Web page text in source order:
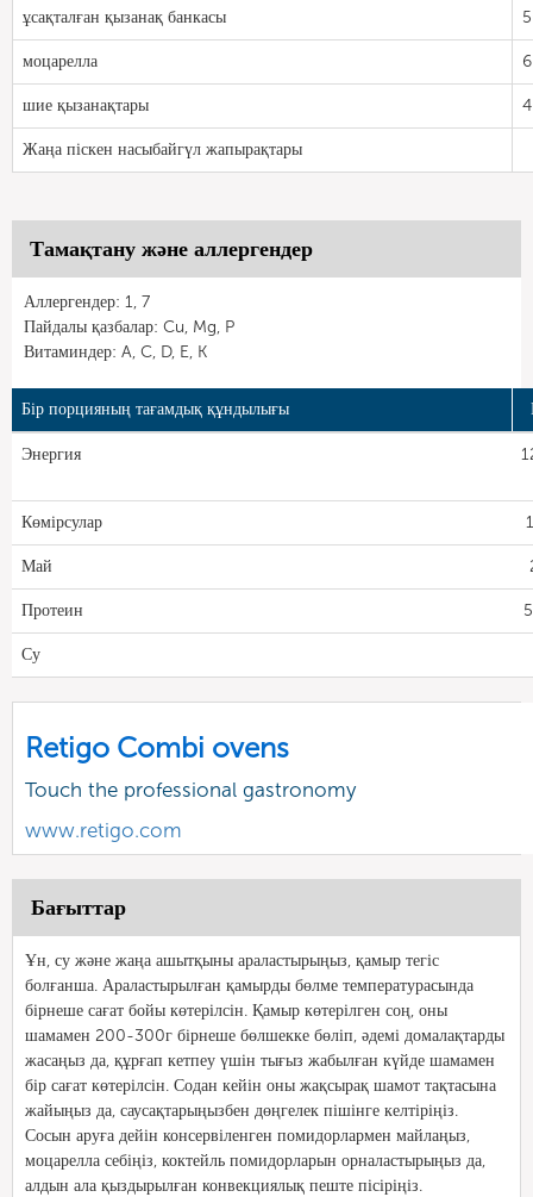
ұсақталған қызанақ банкасы
моцарелла
шие қызанақтары
Жаңа піскен насыбайгүл жапырақтары
Тамақтану және аллергендер
Аллергендер: 1, 7
Пайдалы қазбалар: Cu, Mg, P
Витаминдер: A, C, D, E, K
Бір порцияның тағамдық құндылығы
Энергия
Көмірсулар
Май
Протеин
Су
Retigo Combi ovens
Touch the professional gastronomy
www.retigo.com
Бағыттар
Ұн, су және жаңа ашытқыны араластырыңыз, қамыр тегіс
болғанша. Араластырылған қамырды бөлме температурасында
бірнеше сағат бойы көтерілсін. Қамыр көтерілген соң, оны
шамамен 200-300г бірнеше бөлшекке бөліп, әдемі домалақтарды
жасаңыз да, құрғап кетпеу үшін тығыз жабылған күйде шамамен
бір сағат көтерілсін. Содан кейін оны жақсырақ шамот тақтасына
жайыңыз да, саусақтарыңызбен дөңгелек пішінге келтіріңіз.
Сосын аруға дейін консервіленген помидорлармен майлаңыз,
моцарелла себіңіз, коктейль помидорларын орналастырыңыз да,
алдын ала қыздырылған конвекциялық пеште пісіріңіз.